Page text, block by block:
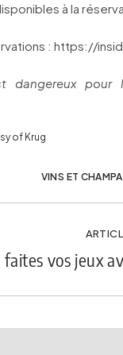
à la
: https://
dangereux
of Krug
VINS ET
faites vos jeux